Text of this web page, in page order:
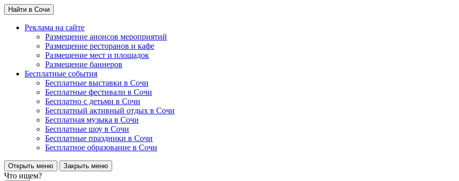
Найти в Сочи
Реклама на сайте
Размещение анонсов мероприятий
Размещение ресторанов и кафе
Размещение мест и площадок
Размещение баннеров
Бесплатные события
Бесплатные выставки в Сочи
Бесплатные фестивали в Сочи
Бесплатно с детьми в Сочи
Бесплатный активный отдых в Сочи
Бесплатная музыка в Сочи
Бесплатные шоу в Сочи
Бесплатные праздники в Сочи
Бесплатное образование в Сочи
Открыть меню Закрыть меню
Что ищем?